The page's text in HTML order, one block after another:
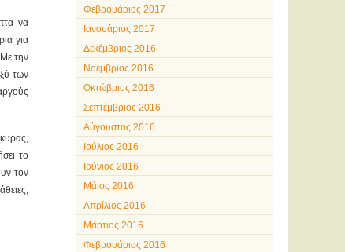
να
για
την
των
το
τον
Φεβρουάριος 2017
Ιανουάριος 2017
Δεκέμβριος 2016
Νοέμβριος 2016
Οκτώβριος 2016
Σεπτέμβριος 2016
Αύγουστος 2016
Ιούλιος 2016
Ιούνιος 2016
Μάιος 2016
Απρίλιος 2016
Μάρτιος 2016
Φεβρουάριος 2016